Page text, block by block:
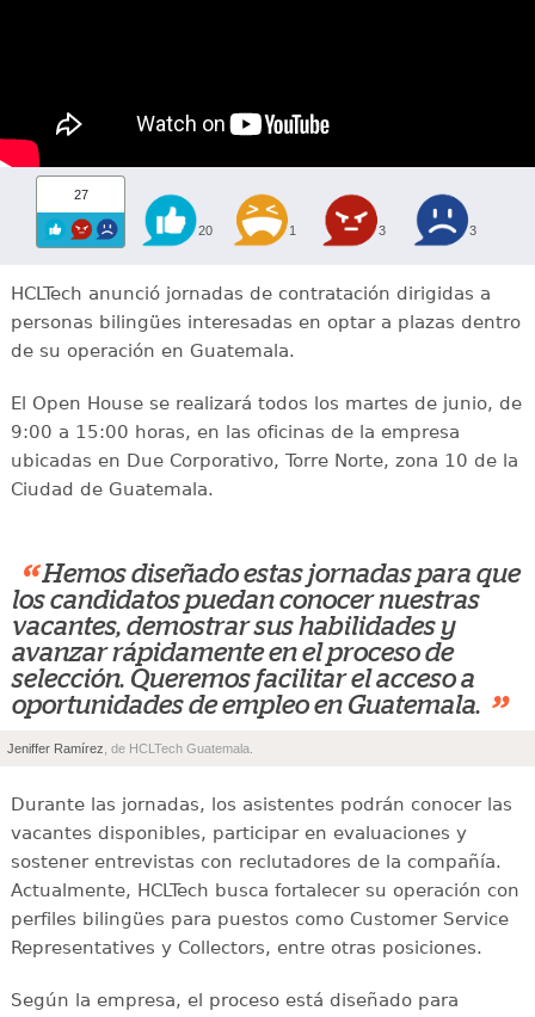
27
20 1 3 3
HCLTech anunció jornadas de contratación dirigidas a
personas bilingües interesadas en optar a plazas dentro
de su operación en Guatemala.
El Open House se realizará todos los martes de junio, de
9:00 a 15:00 horas, en las oficinas de la empresa
ubicadas en Due Corporativo, Torre Norte, zona 10 de la
Ciudad de Guatemala.
“ Hemos diseñado estas jornadas para que
los candidatos puedan conocer nuestras
vacantes, demostrar sus habilidades y
avanzar rápidamente en el proceso de
selección. Queremos facilitar el acceso a
oportunidades de empleo en Guatemala. ”
Jeniffer Ramírez , de HCLTech Guatemala.
Durante las jornadas, los asistentes podrán conocer las
vacantes disponibles, participar en evaluaciones y
sostener entrevistas con reclutadores de la compañía.
Actualmente, HCLTech busca fortalecer su operación con
perfiles bilingües para puestos como Customer Service
Representatives y Collectors, entre otras posiciones.
Según la empresa, el proceso está diseñado para